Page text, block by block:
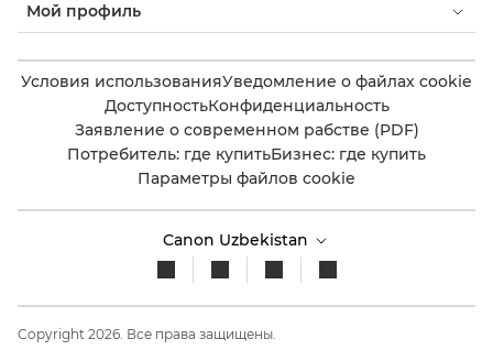
Мой профиль
Условия использованияУведомление о файлах cookie
ДоступностьКонфиденциальность
Заявление о современном рабстве (PDF)
Потребитель: где купитьБизнес: где купить
Параметры файлов cookie
Canon Uzbekistan
Copyright 2026. Все права защищены.